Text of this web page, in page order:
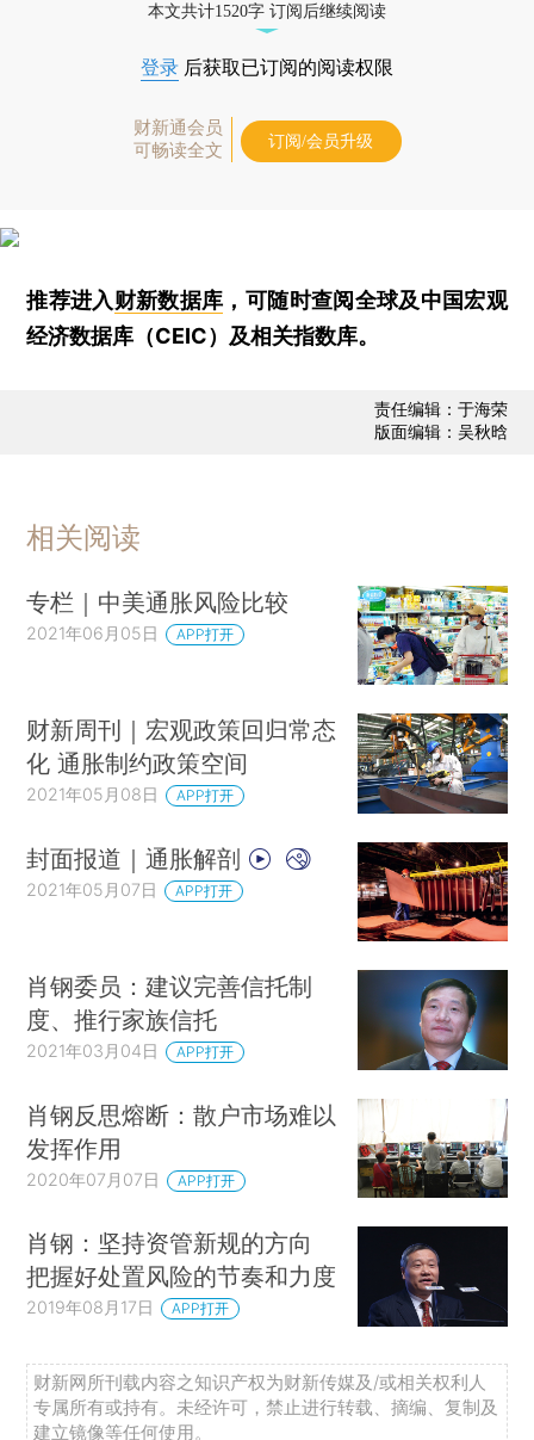
本文共计1520字 订阅后继续阅读
登录 后获取已订阅的阅读权限
财新通会员
可畅读全文
订阅/会员升级
推荐进入财新数据库 ，可随时查阅全球及中国宏观
经济数据库（CEIC）及相关指数库。
责任编辑：于海荣
版面编辑：吴秋晗
相关阅读
专栏｜中美通胀风险比较
2021年06月05日 APP打开
财新周刊｜宏观政策回归常态
化 通胀制约政策空间
2021年05月08日 APP打开
封面报道｜通胀解剖
2021年05月07日 APP打开
肖钢委员：建议完善信托制
度、推行家族信托
2021年03月04日 APP打开
肖钢反思熔断：散户市场难以
发挥作用
2020年07月07日 APP打开
肖钢：坚持资管新规的方向
把握好处置风险的节奏和力度
2019年08月17日 APP打开
财新网所刊载内容之知识产权为财新传媒及/或相关权利人
专属所有或持有。未经许可，禁止进行转载、摘编、复制及
建立镜像等任何使用。